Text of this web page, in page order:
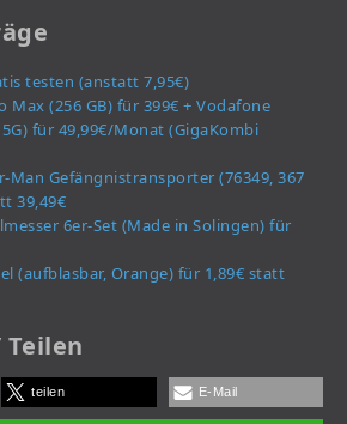
testen (anstatt 7,95€)
Max (256 GB) für 399€ + Vodafone
für 49,99€/Monat (GigaKombi
Man Gefängnistransporter (76349, 367
39,49€
6er-Set (Made in Solingen) für
(aufblasbar, Orange) für 1,89€ statt
Teilen
teilen E-Mail